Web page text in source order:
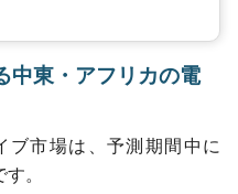
東・アフリカの電
ブ市場は、予測期間中に
。